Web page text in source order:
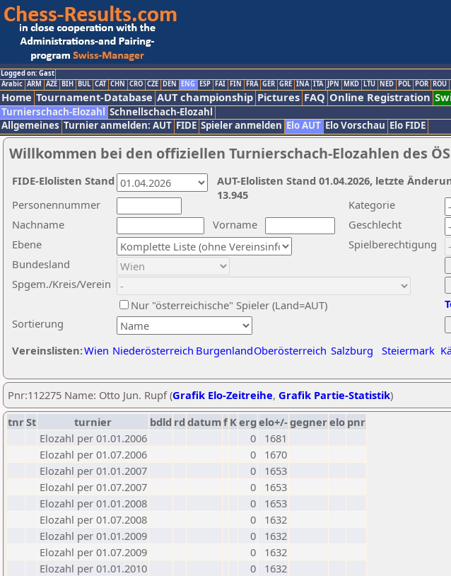
Logged on: Gast
Arabic ARM AZE BIH BUL CAT CHN CRO CZE DEN ENG ESP FAI FIN FRA GER GRE INA ITA JPN MKD LTU NED POL POR ROU
Home Tournament-Database AUT championship Pictures FAQ Online Registration
Turnierschach-Elozahl Schnellschach-Elozahl
Allgemeines Turnier anmelden: AUT FIDE Spieler anmelden Elo AUT Elo Vorschau Elo FIDE
Willkommen bei den offiziellen Turnierschach-Elozahlen des
Nachname
Vorname
Ebene
Kategorie
Sortierung
Personennummer
Bundesland
Spgem./Kreis/Verein
Geschlecht
Nur "österreichische" Spieler (Land=AUT)
Spielberechtigung
Vereinslisten:Wien Niederösterreich BurgenlandOberösterreich Salzburg Steiermark
AUT-Elolisten Stand 01.04.2026, letzte
13.945
FIDE-Elolisten Stand
Pnr:112275 Name: Otto Jun. Rupf (Grafik Elo-Zeitreihe, Grafik Partie-Statistik)
tnrSt turnier bdld rd datumf Kerg elo+/-gegnerelo pnr
Elozahl per 01.01.2006
0
1681
Elozahl per 01.07.2006
0
1670
Elozahl per 01.01.2007
0
1653
Elozahl per 01.07.2007
0
1653
Elozahl per 01.01.2008
0
1653
Elozahl per 01.07.2008
0
1632
Elozahl per 01.01.2009
0
1632
Elozahl per 01.07.2009
0
1632
Elozahl per 01.01.2010
0
1632